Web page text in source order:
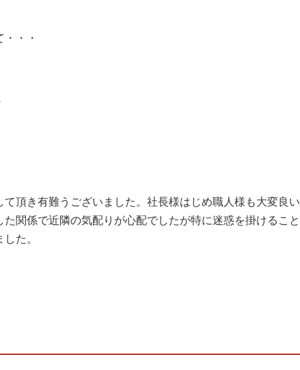
・・
て頂き有難うございました。社長様はじめ職人様も大変良
た関係で近隣の気配りが心配でしたが特に迷惑を掛けるこ
た。